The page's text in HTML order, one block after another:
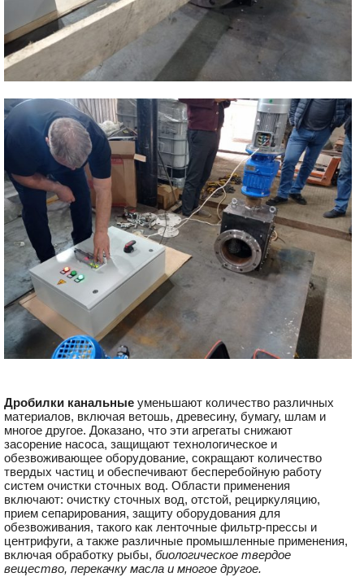
Дробилки канальные уменьшают количество различных
материалов, включая ветошь, древесину, бумагу, шлам и
многое другое. Доказано, что эти агрегаты снижают
засорение насоса, защищают технологическое и
обезвоживающее оборудование, сокращают количество
твердых частиц и обеспечивают бесперебойную работу
систем очистки сточных вод. Области применения
включают: очистку сточных вод, отстой, рециркуляцию,
прием сепарирования, защиту оборудования для
обезвоживания, такого как ленточные фильтр-прессы и
центрифуги, а также различные промышленные применения,
включая обработку рыбы, биологическое твердое
вещество, перекачку масла и многое другое.